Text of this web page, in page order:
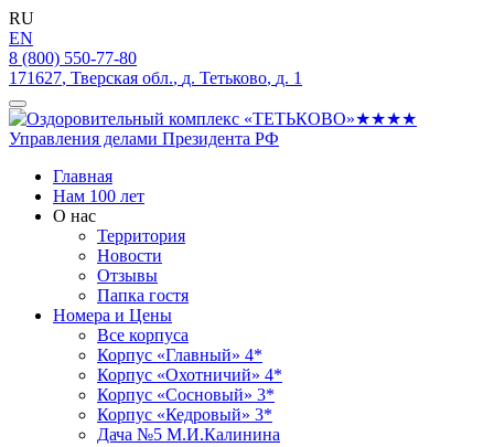
RU
EN
8 (800) 550-77-80
171627, Тверская обл., д. Тетьково, д. 1
Главная
Нам 100 лет
О нас
Территория
Новости
Отзывы
Папка гостя
Номера и Цены
Все корпуса
Корпус «Главный» 4*
Корпус «Охотничий» 4*
Корпус «Сосновый» 3*
Корпус «Кедровый» 3*
Дача №5 М.И.Калинина